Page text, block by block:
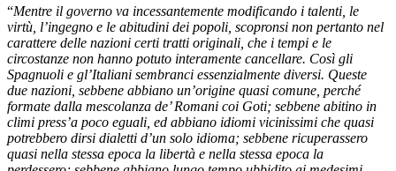
“Mentre il governo va incessantemente modificando i talenti, le
virtù, l’ingegno e le abitudini dei popoli, scopronsi non pertanto nel
carattere delle nazioni certi tratti originali, che i tempi e le
circostanze non hanno potuto interamente cancellare. Così gli
Spagnuoli e gl’Italiani sembranci essenzialmente diversi. Queste
due nazioni, sebbene abbiano un’origine quasi comune, perché
formate dalla mescolanza de’ Romani coi Goti; sebbene abitino in
climi press’a poco eguali, ed abbiano idiomi vicinissimi che quasi
potrebbero dirsi dialetti d’un solo idioma; sebbene ricuperassero
quasi nella stessa epoca la libertà e nella stessa epoca la